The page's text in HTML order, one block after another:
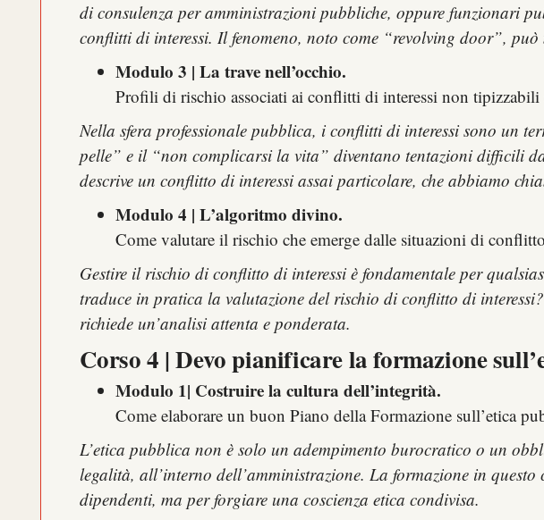
di consulenza per amministrazioni pubbliche, oppure funzionari
conflitti di interessi. Il fenomeno, noto come “revolving door”,
Modulo 3 | La trave nell’occhio.
Profili di rischio associati ai conflitti di interessi non tipizzabili
Nella sfera professionale pubblica, i conflitti di interessi sono un
pelle” e il “non complicarsi la vita” diventano tentazioni difficili
descrive un conflitto di interessi assai particolare, che abbiamo
Modulo 4 | L’algoritmo divino.
Come valutare il rischio che emerge dalle situazioni di
Gestire il rischio di conflitto di interessi è fondamentale per
traduce in pratica la valutazione del rischio di conflitto di
richiede un’analisi attenta e ponderata.
Corso 4 | Devo pianificare la formazione
Modulo 1| Costruire la cultura dell’integrità.
Come elaborare un buon Piano della Formazione sull’etica
L’etica pubblica non è solo un adempimento burocratico o un
legalità, all’interno dell’amministrazione. La formazione in
dipendenti, ma per forgiare una coscienza etica condivisa.